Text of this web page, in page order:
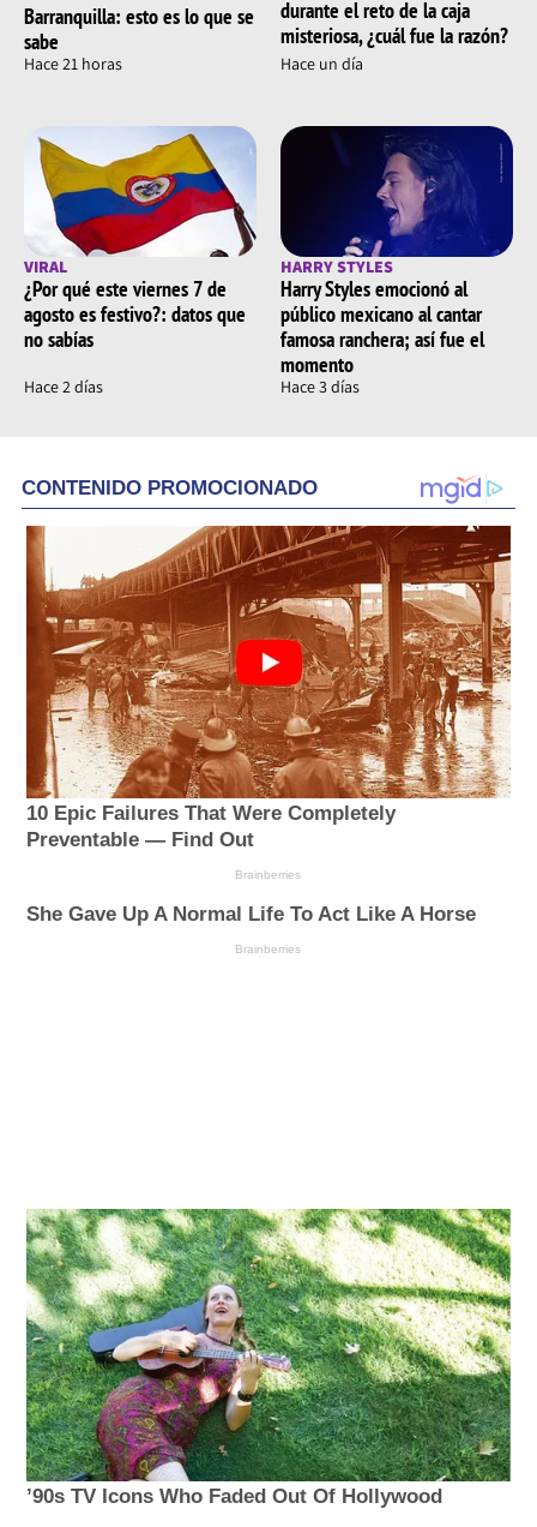
Barranquilla: esto es lo que se
sabe
Hace 21 horas
durante el reto de la caja
misteriosa, ¿cuál fue la razón?
Hace un día
VIRAL
¿Por qué este viernes 7 de
agosto es festivo?: datos que
no sabías
Hace 2 días
HARRY STYLES
Harry Styles emocionó al
público mexicano al cantar
famosa ranchera; así fue el
momento
Hace 3 días